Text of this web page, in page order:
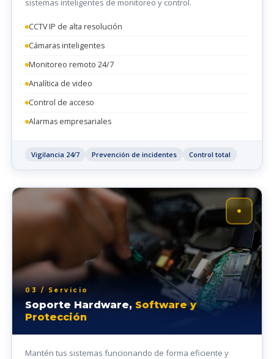
CCTV IP de alta resolución
Cámaras inteligentes
Monitoreo remoto 24/7
Analítica de video
Control de acceso
Alarmas empresariales
Vigilancia 24/7 Prevención de incidentes Control total
03 / Servicio
Soporte Hardware, Software y
Protección
Mantén tus sistemas funcionando de forma eficiente y